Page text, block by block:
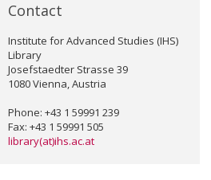
Contact
Institute for Advanced Studies (IHS)
Library
Josefstaedter Strasse 39
1080 Vienna, Austria
Phone: +43 1 59991 239
Fax: +43 1 59991 505
library(at)ihs.ac.at